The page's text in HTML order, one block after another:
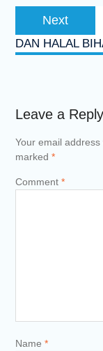
Next
DAN HALAL
Leave a Reply
Your email
marked *
Comment *
Name *